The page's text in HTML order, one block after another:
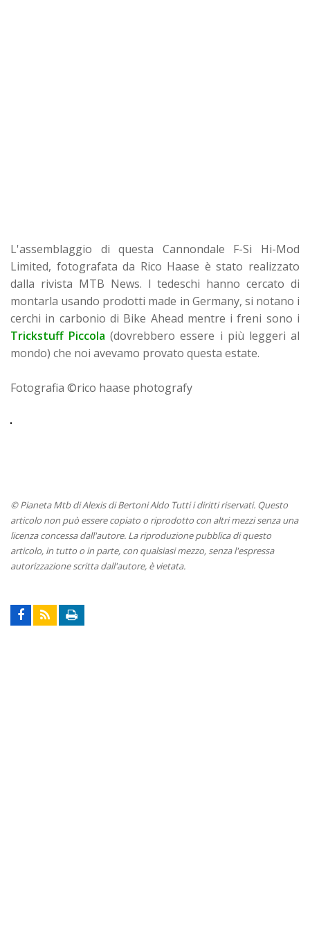
L'assemblaggio di questa Cannondale F-Si Hi-Mod
Limited, fotografata da Rico Haase è stato realizzato
dalla rivista MTB News. I tedeschi hanno cercato di
montarla usando prodotti made in Germany, si notano i
cerchi in carbonio di Bike Ahead mentre i freni sono i
Trickstuff Piccola (dovrebbero essere i più leggeri al
mondo) che noi avevamo provato questa estate.
Fotografia ©rico haase photografy
© Pianeta Mtb di Alexis di Bertoni Aldo Tutti i diritti riservati. Questo
articolo non può essere copiato o riprodotto con altri mezzi senza una
licenza concessa dall'autore. La riproduzione pubblica di questo
articolo, in tutto o in parte, con qualsiasi mezzo, senza l'espressa
autorizzazione scritta dall'autore, è vietata.